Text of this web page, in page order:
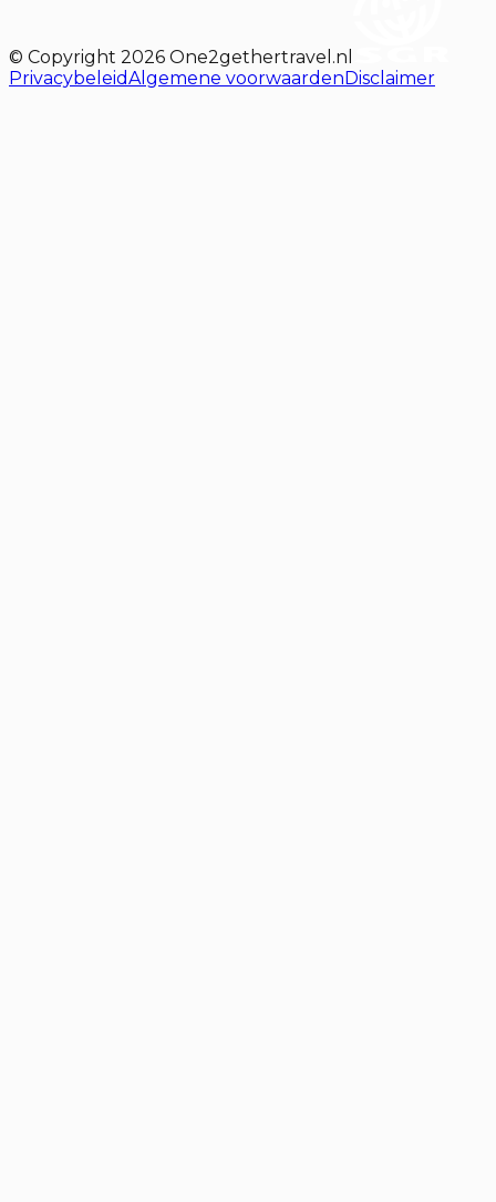
© Copyright 2026 One2gethertravel.nl
PrivacybeleidAlgemene voorwaardenDisclaimer